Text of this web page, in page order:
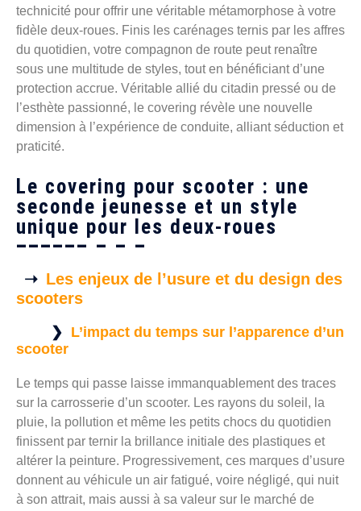
technicité pour offrir une véritable métamorphose à votre
fidèle deux-roues. Finis les carénages ternis par les affres
du quotidien, votre compagnon de route peut renaître
sous une multitude de styles, tout en bénéficiant d’une
protection accrue. Véritable allié du citadin pressé ou de
l’esthète passionné, le covering révèle une nouvelle
dimension à l’expérience de conduite, alliant séduction et
praticité.
Le covering pour scooter : une
seconde jeunesse et un style
unique pour les deux-roues
Les enjeux de l’usure et du design des
scooters
L’impact du temps sur l’apparence d’un
scooter
Le temps qui passe laisse immanquablement des traces
sur la carrosserie d’un scooter. Les rayons du soleil, la
pluie, la pollution et même les petits chocs du quotidien
finissent par ternir la brillance initiale des plastiques et
altérer la peinture. Progressivement, ces marques d’usure
donnent au véhicule un air fatigué, voire négligé, qui nuit
à son attrait, mais aussi à sa valeur sur le marché de